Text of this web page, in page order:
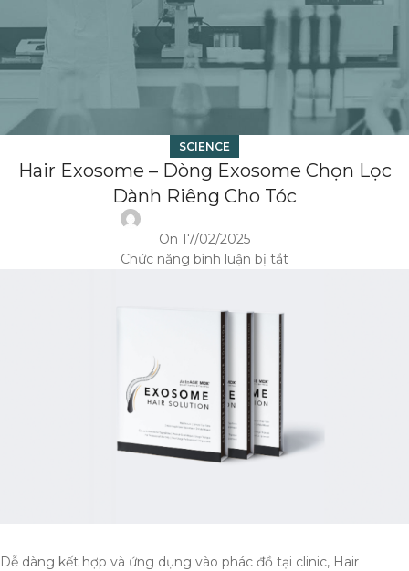
SCIENCE
Hair Exosome – Dòng Exosome Chọn Lọc
Dành Riêng Cho Tóc
On 17/02/2025
Chức năng bình luận bị tắt
Dễ dàng kết hợp và ứng dụng vào phác đồ tại clinic, Hair